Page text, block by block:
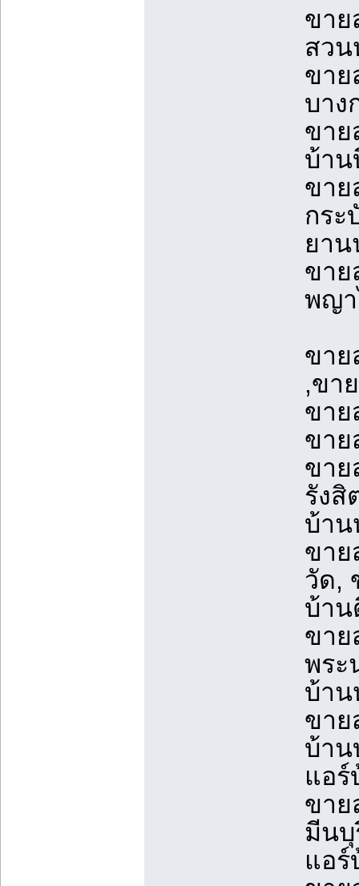
ขาย
สวน
ขาย
บาง
ขาย
บ้าน
ขาย
กระ
ยาน
ขาย
พญา
ขาย
,ขา
ขาย
ขาย
ขาย
รังสิ
บ้าน
ขาย
วัด,
บ้า
ขาย
พระ
บ้าน
ขาย
บ้าน
แอ
ขาย
มีนบุ
แอร์